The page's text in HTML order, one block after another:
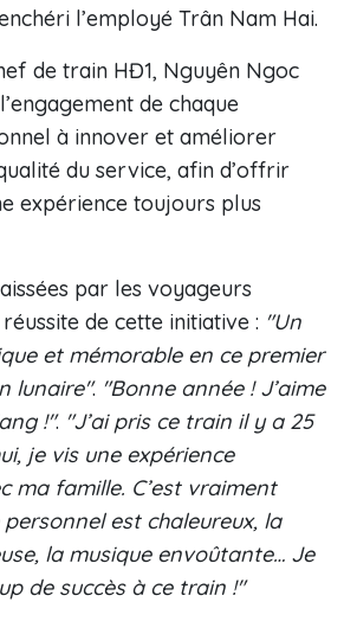
l’employé Trân Nam Hai.
de train HĐ1, Nguyên Ngoc
de chaque
à innover et améliorer
du service, afin d’offrir
expérience toujours plus
par les voyageurs
de cette initiative : "Un
et mémorable en ce premier
lunaire". "Bonne année ! J’aime
!". "J’ai pris ce train il y a 25
je vis une expérience
ma famille. C’est vraiment
est chaleureux, la
la musique envoûtante… Je
de succès à ce train !"